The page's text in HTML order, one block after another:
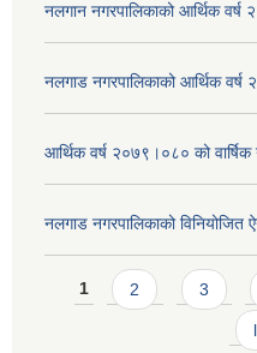
नलगान नगरपालिकाको आर्थिक
नलगाड नगरपालिकाको आर्थिक
आर्थिक वर्ष २०७९।०८० को वार्षिक
नलगाड नगरपालिकाको
Pages
1 2 3